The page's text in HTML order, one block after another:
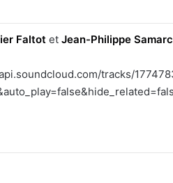
Faltot et Jean-Philippe
tracks/